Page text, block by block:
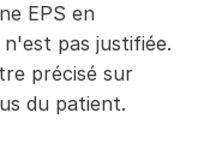
EPS en
pas justifiée.
précisé sur
du patient.